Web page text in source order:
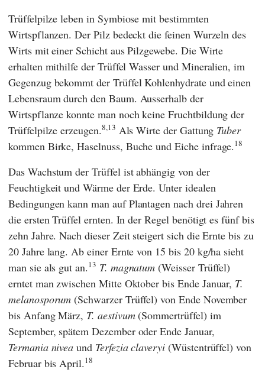
Trüffelpilze leben in Symbiose mit bestimmten
Wirtspflanzen. Der Pilz bedeckt die feinen Wurzeln des
Wirts mit einer Schicht aus Pilzgewebe. Die Wirte
erhalten mithilfe der Trüffel Wasser und Mineralien, im
Gegenzug bekommt der Trüffel Kohlenhydrate und einen
Lebensraum durch den Baum. Ausserhalb der
Wirtspflanze konnte man noch keine Fruchtbildung der
Trüffelpilze erzeugen.8,13 Als Wirte der Gattung Tuber
kommen Birke, Haselnuss, Buche und Eiche infrage.18
Das Wachstum der Trüffel ist abhängig von der
Feuchtigkeit und Wärme der Erde. Unter idealen
Bedingungen kann man auf Plantagen nach drei Jahren
die ersten Trüffel ernten. In der Regel benötigt es fünf bis
zehn Jahre. Nach dieser Zeit steigert sich die Ernte bis zu
20 Jahre lang. Ab einer Ernte von 15 bis 20 kg/ha sieht
man sie als gut an.13 T. magnatum (Weisser Trüffel)
erntet man zwischen Mitte Oktober bis Ende Januar, T.
melanosporum (Schwarzer Trüffel) von Ende November
bis Anfang März, T. aestivum(Sommertrüffel) im
September, spätem Dezember oder Ende Januar,
Termania nivea und Terfezia claveryi (Wüstentrüffel) von
Februar bis April.18